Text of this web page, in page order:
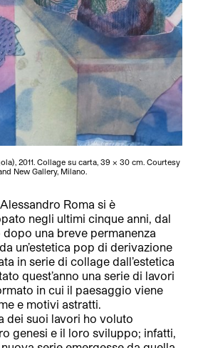
2011. Collage su carta, 39 x 30 cm. Courtesy
New Gallery, Milano.
Roma si è
negli ultimi cinque anni, dal
una breve permanenza
un’estetica pop di derivazione
in serie di collage dall’estetica
quest’anno una serie di lavori
in cui il paesaggio viene
e motivi astratti.
dei suoi lavori ho voluto
genesi e il loro sviluppo; infatti,